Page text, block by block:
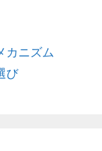
カニズム
び